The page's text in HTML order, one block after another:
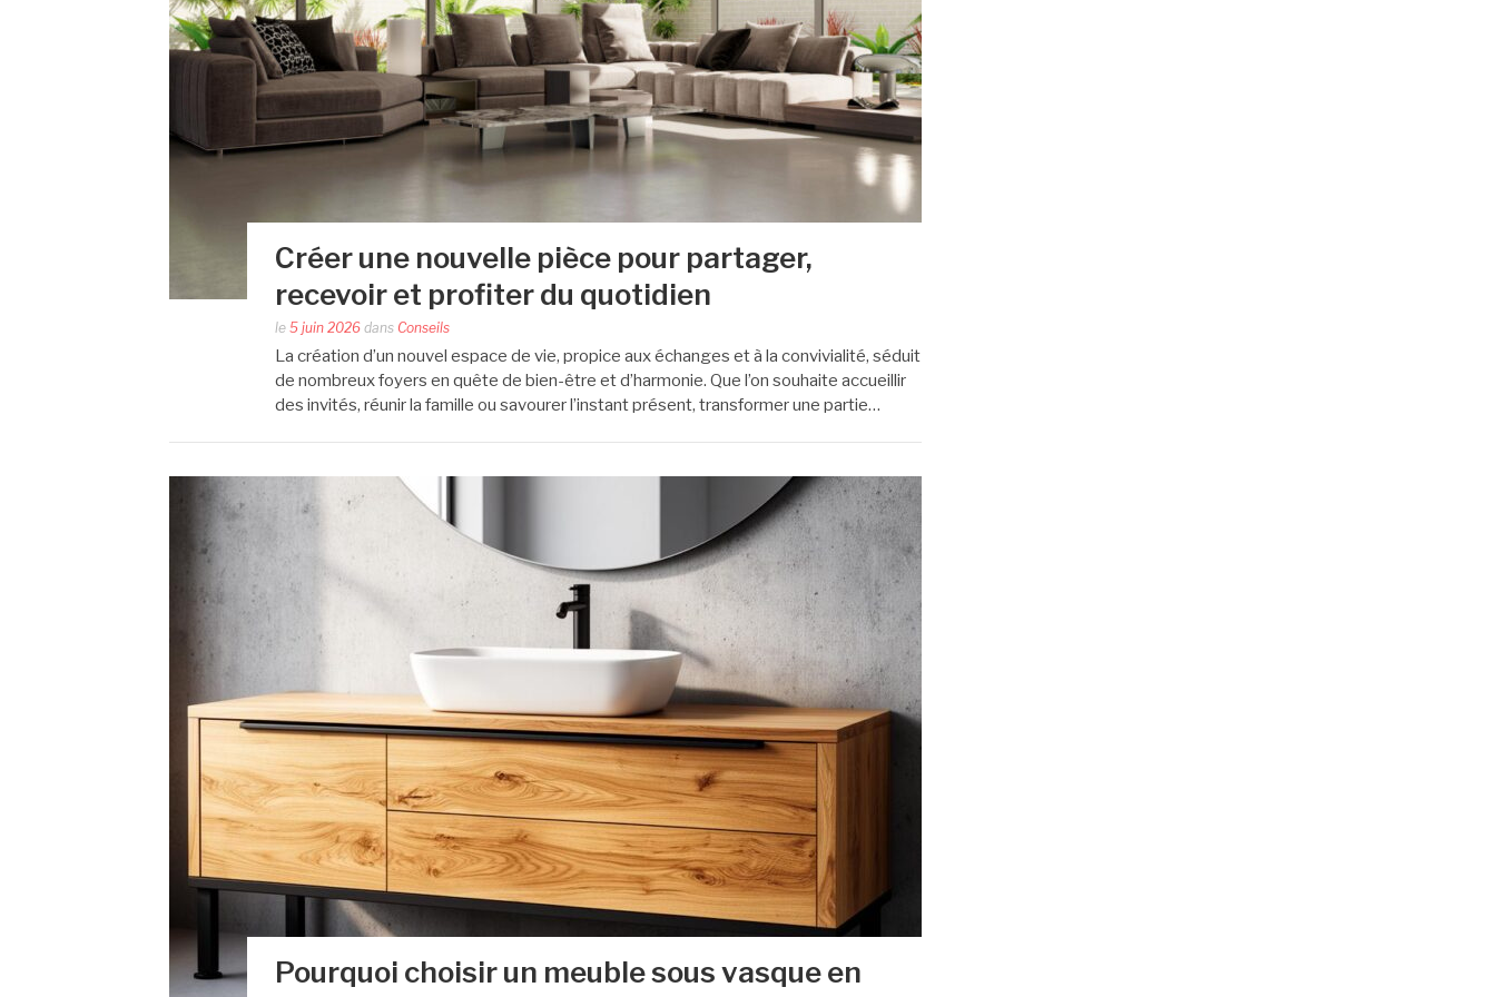
Créer une nouvelle pièce pour partager,
recevoir et profiter du quotidien
le 5 juin 2026 dans Conseils
La création d’un nouvel espace de vie, propice aux échanges et à la convivialité, séduit
de nombreux foyers en quête de bien-être et d’harmonie. Que l’on souhaite accueillir
des invités, réunir la famille ou savourer l’instant présent, transformer une partie…
Pourquoi choisir un meuble sous vasque en